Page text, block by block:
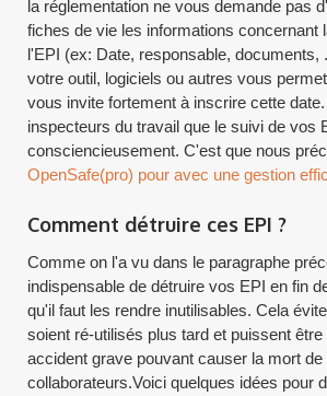
la réglementation ne vous demande pas
fiches de vie les informations concernant
l'EPI (ex: Date, responsable, documents,
votre outil, logiciels ou autres vous
vous invite fortement à inscrire cette
inspecteurs du travail que le suivi de vos
consciencieusement. C'est que nous
OpenSafe(pro) pour avec une gestion
Comment détruire ces EPI ?
Comme on l'a vu dans le paragraphe
indispensable de détruire vos EPI en fin
qu'il faut les rendre inutilisables. Cela
soient ré-utilisés plus tard et puissent
accident grave pouvant causer la mort de
collaborateurs.Voici quelques idées pour